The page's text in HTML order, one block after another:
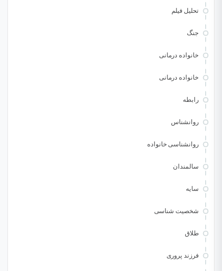
تحلیل فیلم
جنگ
خانواده درمانی
خانواده درمانی
رابطه
روانشناس
روانشناسی خانواده
سالمندان
سایه
شخصیت شناسی
طلاق
فرزند پروری